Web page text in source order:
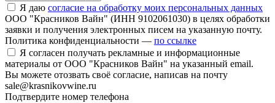
Я даю согласие на обработку моих персональных данных
ООО "Красников Вайн" (ИНН 9102061030) в целях обработки
заявки и получения электронных писем на указанную почту.
Политика конфиденциальности — по ссылке
Я согласен получать рекламные и информационные
материалы от ООО "Красников Вайн" на указанный email.
Вы можете отозвать своё согласие, написав на почту
sale@krasnikovwine.ru
Подтвердите номер телефона